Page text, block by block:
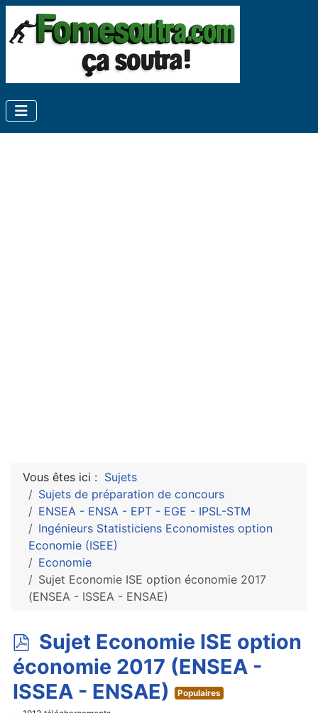
Vous êtes ici : Sujets
Sujets de préparation de concours
ENSEA - ENSA - EPT - EGE - IPSL-STM
Ingénieurs Statisticiens Economistes option
Economie (ISEE)
Economie
Sujet Economie ISE option économie 2017
(ENSEA - ISSEA - ENSAE)
p
d
f
Sujet Economie ISE option
économie 2017 (ENSEA -
ISSEA - ENSAE)
Populaires